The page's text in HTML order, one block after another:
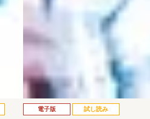
電子版 試し読み